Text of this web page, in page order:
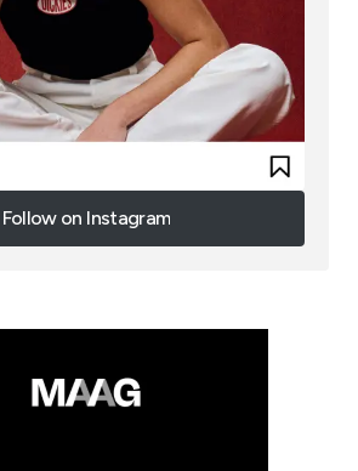
Follow on Instagram
Follow on Instagram